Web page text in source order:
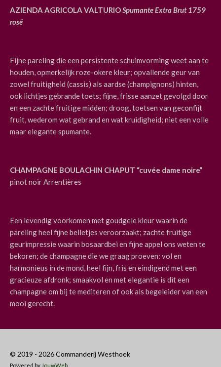
AZIENDA AGRICOLA VALTURIOSpumante Extra Brut 1759
rosé
Fijne pareling die een persistente schuimvorming weet aan te
houden, opmerkelijk roze-okere kleur; opvallende geur van
zowel fruitigheid (cassis) als aardse (champignons) hinten,
ook lichtjes gebrande toets; fijne, frisse aanzet gevolgd door
en een zachte fruitige midden; droog, toetsen van geconfijt
fruit, wederom wat gebrand en wat kruidigheid; niet een volle
maar elegante spumante.
CHAMPAGNE BOULACHIN CHAPUT “cuvée dame noire”
pinot noir Arrentières
Een levendig voorkomen met goudgele kleur waarin de
pareling heel fijne belletjes veroorzaakt; zachte fruitige
geurimpressie waarin bosaardbei en fijne appel ons weten te
bekoren; de champagne die we graag proeven: vol en
harmonieus in de mond, heel fijn, fris en eindigend met een
gracieuze afdronk; smaakvol en met elegantie is dit een
champagne om bij te mediteren of ook als begeleider van een
mooi gerecht.
© 2019 - 2026 Commanderij Westhoek
Powered by JouwWeb